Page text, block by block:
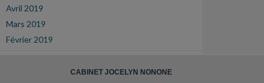
Avril 2019
Mars 2019
Février 2019
CABINET JOCELYN NONONE